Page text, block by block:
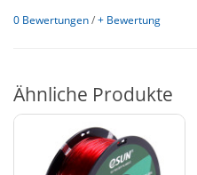
0 Bewertungen/+ Bewertung
Ähnliche Produkte